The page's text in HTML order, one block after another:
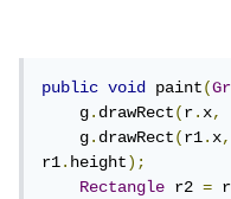
public void paint(
    g
.drawRect(r.x,
    g
.drawRect(r1.x,
r1.height);
Rectangle r2 =